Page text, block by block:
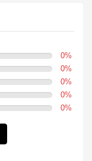
0%
0%
0%
0%
0%